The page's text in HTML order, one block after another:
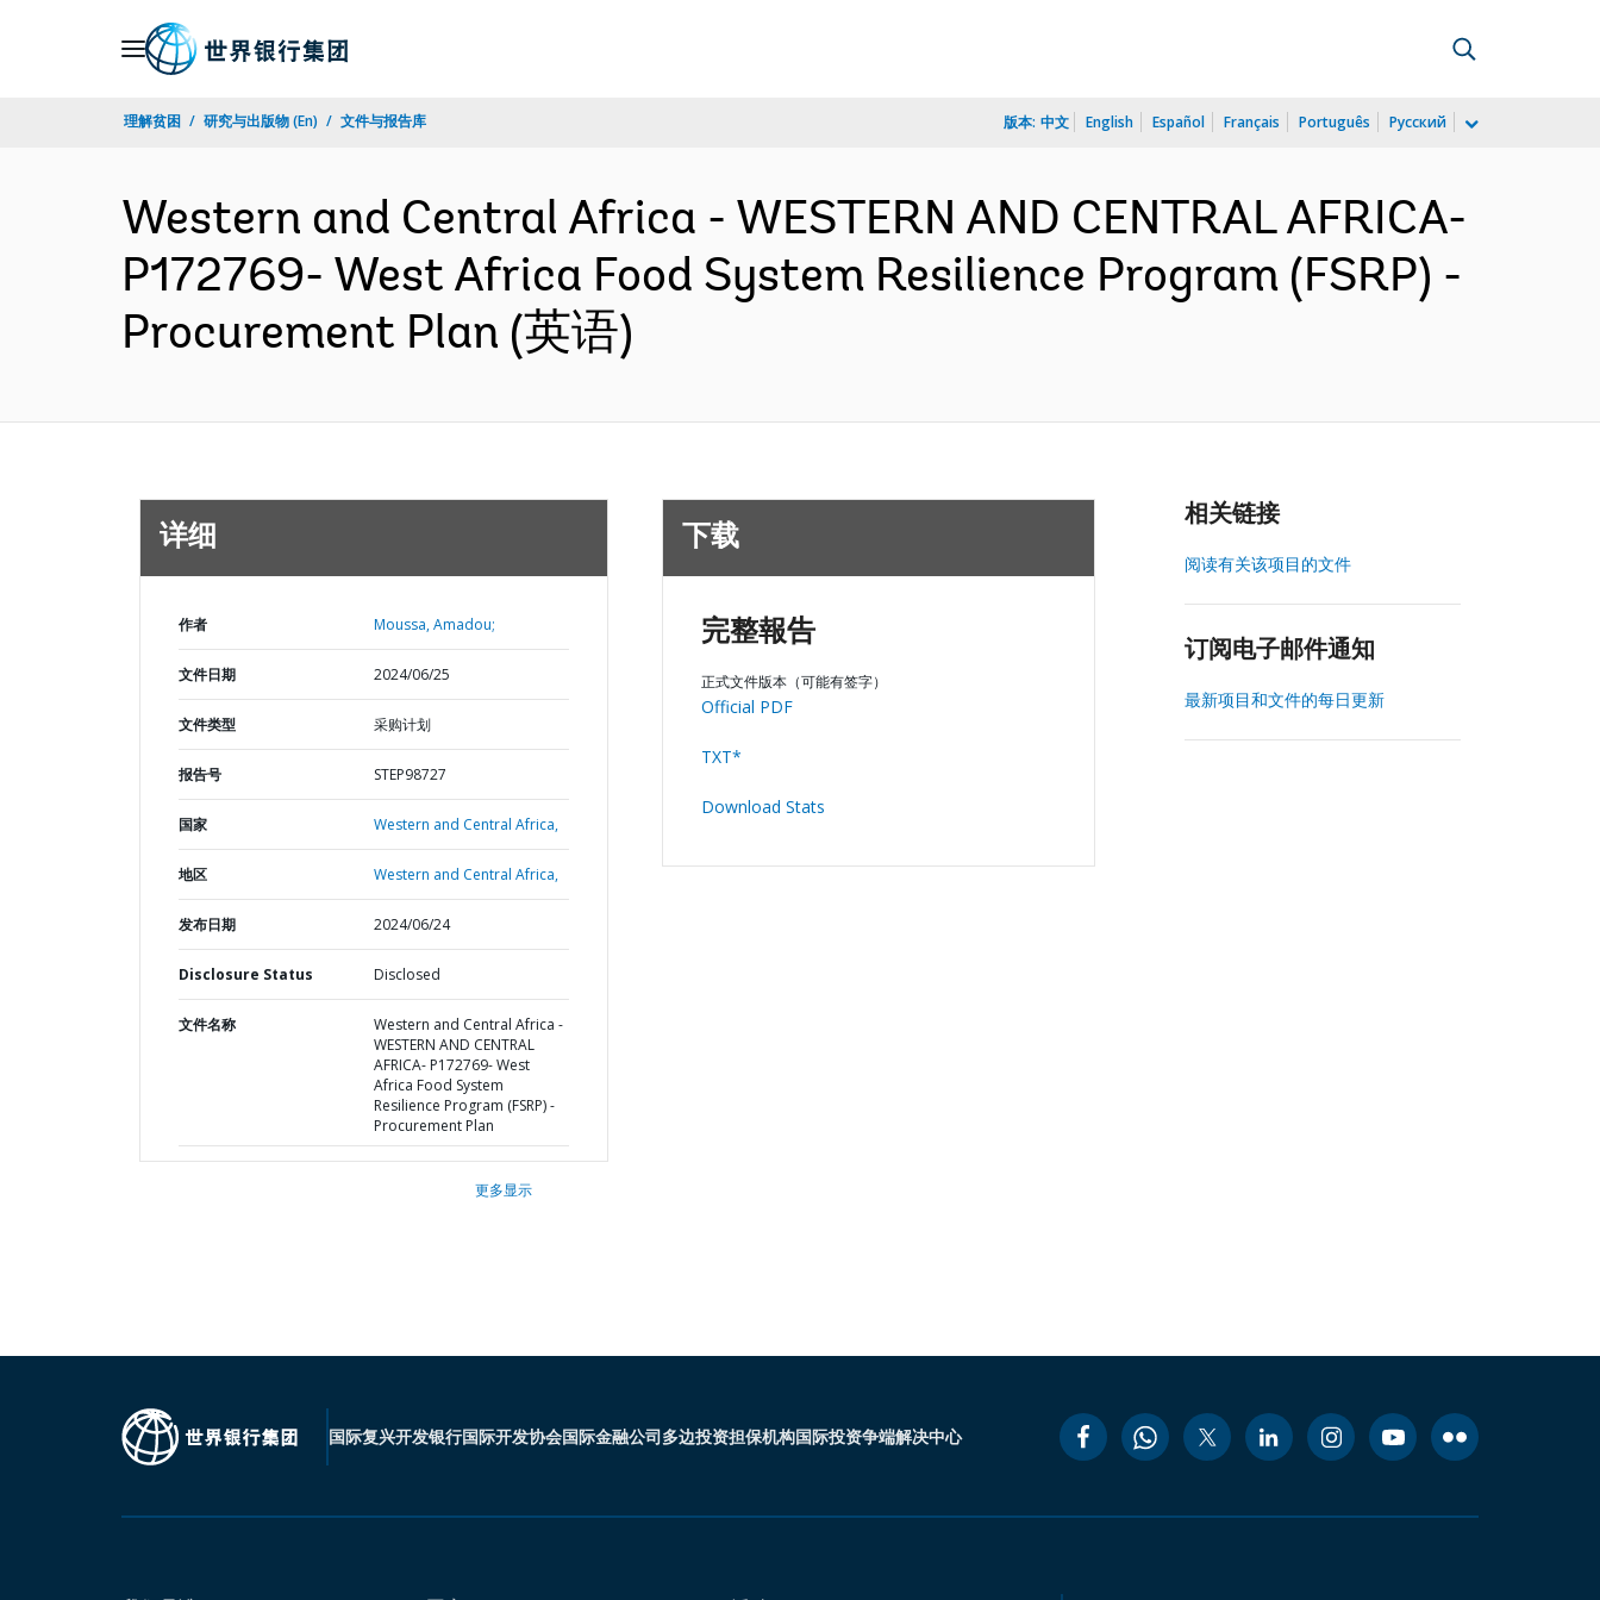
理解贫困 研究与出版物 (En) 文件与报告库 版本: 中文 English Español Français Português Русский
Western and Central Africa - WESTERN AND CENTRAL AFRICA-
P172769- West Africa Food System Resilience Program (FSRP) -
Procurement Plan (英语)
详细
作者 Moussa, Amadou;
文件日期 2024/06/25
文件类型 采购计划
报告号 STEP98727
国家 Western and Central Africa,
地区 Western and Central Africa,
发布日期 2024/06/24
Disclosure Status Disclosed
文件名称
Western and Central Africa -
WESTERN AND CENTRAL
AFRICA- P172769- West
Africa Food System
Resilience Program (FSRP) -
Procurement Plan
更多显示
下载
完整報告
正式文件版本（可能有签字）
Official PDF
TXT*
Download Stats
相关链接
阅读有关该项目的文件
订阅电子邮件通知
最新项目和文件的每日更新
国际复兴开发银行国际开发协会国际金融公司多边投资担保机构国际投资争端解决中心